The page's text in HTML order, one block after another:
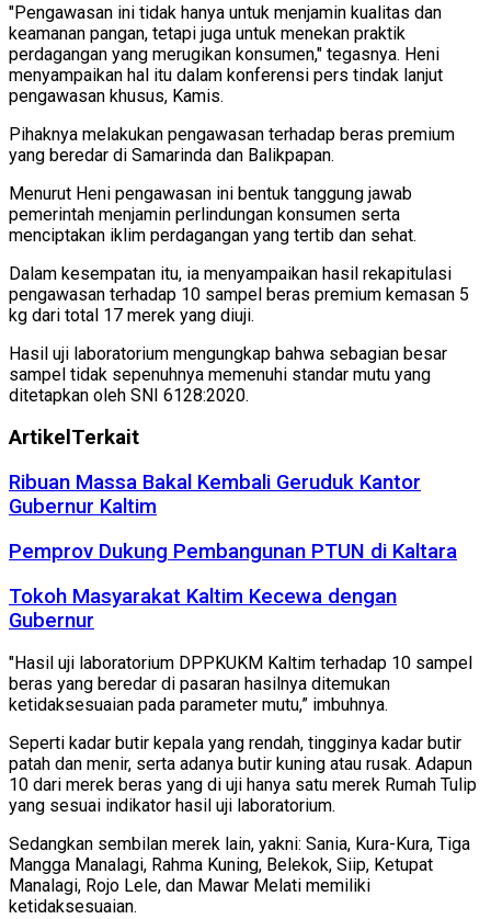
"Pengawasan ini tidak hanya untuk menjamin kualitas dan
keamanan pangan, tetapi juga untuk menekan praktik
perdagangan yang merugikan konsumen," tegasnya. Heni
menyampaikan hal itu dalam konferensi pers tindak lanjut
pengawasan khusus, Kamis.
Pihaknya melakukan pengawasan terhadap beras premium
yang beredar di Samarinda dan Balikpapan.
Menurut Heni pengawasan ini bentuk tanggung jawab
pemerintah menjamin perlindungan konsumen serta
menciptakan iklim perdagangan yang tertib dan sehat.
Dalam kesempatan itu, ia menyampaikan hasil rekapitulasi
pengawasan terhadap 10 sampel beras premium kemasan 5
kg dari total 17 merek yang diuji.
Hasil uji laboratorium mengungkap bahwa sebagian besar
sampel tidak sepenuhnya memenuhi standar mutu yang
ditetapkan oleh SNI 6128:2020.
Artikel Terkait
Ribuan Massa Bakal Kembali Geruduk Kantor
Gubernur Kaltim
Pemprov Dukung Pembangunan PTUN di Kaltara
Tokoh Masyarakat Kaltim Kecewa dengan
Gubernur
"Hasil uji laboratorium DPPKUKM Kaltim terhadap 10 sampel
beras yang beredar di pasaran hasilnya ditemukan
ketidaksesuaian pada parameter mutu,” imbuhnya.
Seperti kadar butir kepala yang rendah, tingginya kadar butir
patah dan menir, serta adanya butir kuning atau rusak. Adapun
10 dari merek beras yang di uji hanya satu merek Rumah Tulip
yang sesuai indikator hasil uji laboratorium.
Sedangkan sembilan merek lain, yakni: Sania, Kura-Kura, Tiga
Mangga Manalagi, Rahma Kuning, Belekok, Siip, Ketupat
Manalagi, Rojo Lele, dan Mawar Melati memiliki
ketidaksesuaian.